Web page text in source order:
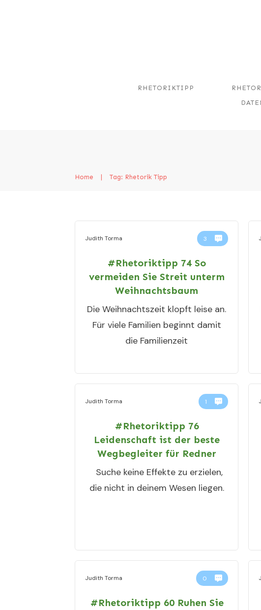
RHETORIKTIPP
Home Tag: Rhetorik Tipp
Judith Torma 3
#Rhetoriktipp 74 So
vermeiden Sie Streit unterm
Weihnachtsbaum
Die Weihnachtszeit klopft leise an.
Für viele Familien beginnt damit
die Familienzeit
Judith Torma 1
#Rhetoriktipp 76
Leidenschaft ist der beste
Wegbegleiter für Redner
Suche keine Effekte zu erzielen,
die nicht in deinem Wesen liegen.
Judith Torma 0
#Rhetoriktipp 60 Ruhen Sie